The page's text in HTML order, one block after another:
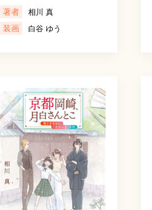
著者 相川 真
装画 白谷 ゆう